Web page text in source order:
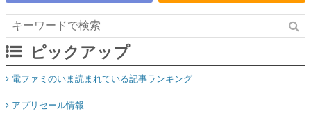
ピックアップ
電ファミのいま読まれている記事ランキング
アプリセール情報